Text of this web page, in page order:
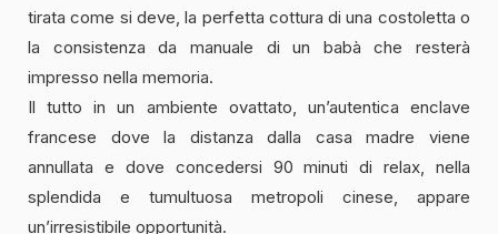
tirata come si deve, la perfetta cottura di una costoletta o
la consistenza da manuale di un babà che resterà
impresso nella memoria.
Il tutto in un ambiente ovattato, un’autentica enclave
francese dove la distanza dalla casa madre viene
annullata e dove concedersi 90 minuti di relax, nella
splendida e tumultuosa metropoli cinese, appare
un’irresistibile opportunità.